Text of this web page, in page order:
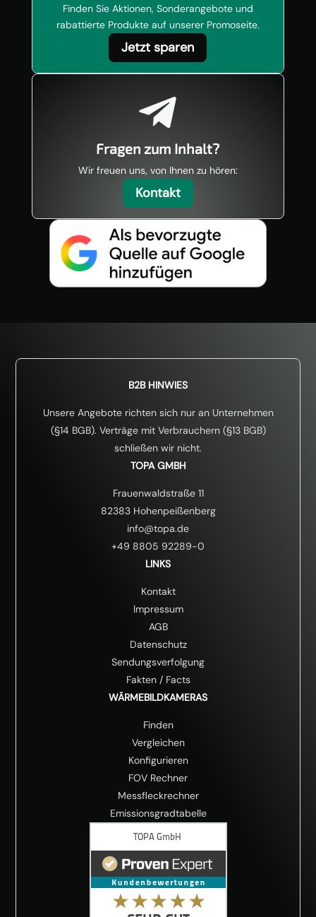
Finden Sie Aktionen, Sonderangebote und
rabattierte Produkte auf unserer Promoseite.
Jetzt sparen

Fragen zum Inhalt?
Wir freuen uns, von Ihnen zu hören:
Kontakt
B2B HINWIES
Unsere Angebote richten sich nur an Unternehmen
(§14 BGB). Verträge mit Verbrauchern (§13 BGB)
schließen wir nicht.
TOPA GMBH
Frauenwaldstraße 11
82383 Hohenpeißenberg
info@topa.de
+49 8805 92289-0
LINKS
Kontakt
Impressum
AGB
Datenschutz
Sendungsverfolgung
Fakten/ Facts
WÄRMEBILDKAMERAS
Finden
Vergleichen
Konfigurieren
FOV Rechner
Messfleckrechner
Emissionsgradtabelle